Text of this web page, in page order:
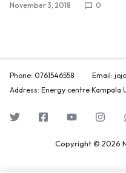
November 3, 2018 0
Phone: 0761546558
Email:
Address: Energy centre Kampala
Copyright © 2026